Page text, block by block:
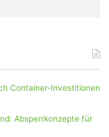
Container-Investitionen
Absperrkonzepte für